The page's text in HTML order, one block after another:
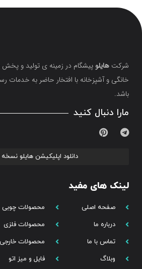
شرکت هایلو پیشگام در زمینه ی تولید و
خانگی و آشپزخانه با افتخار حاضر به خدمات
باشد.
مارا دنبال کنید
دانلود اپلیکیشن هایلو نسخه
لینک های مفید
صفحه اصلی
درباره ما
تماس با ما
وبلاگ
محصولات چوبی
محصولات فلزی
محصولات خارجی
فایل و میز اتو